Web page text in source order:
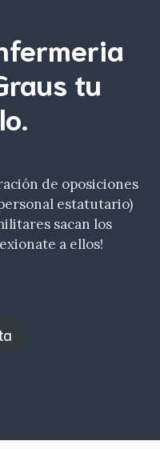
tu
.
de oposiciones
estatutario)
sacan los
a ellos!